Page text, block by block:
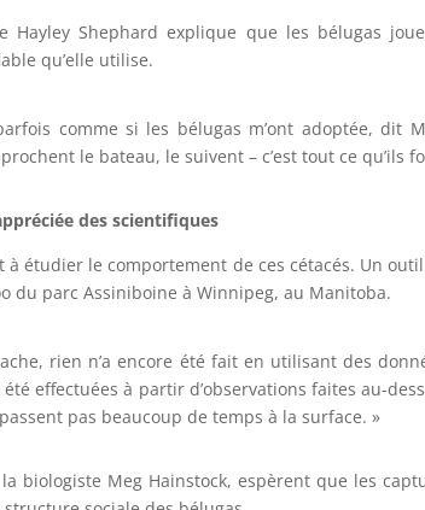
Hayley Shephard explique que les bélugas
qu’elle utilise.
comme si les bélugas m’ont adoptée,
le bateau, le suivent – c’est tout ce qu’ils
des scientifiques
à étudier le comportement de ces cétacés. Un
du parc Assiniboine à Winnipeg, au Manitoba.
rien n’a encore été fait en utilisant des
effectuées à partir d’observations faites au-
pas beaucoup de temps à la surface. »
biologiste Meg Hainstock, espèrent que les